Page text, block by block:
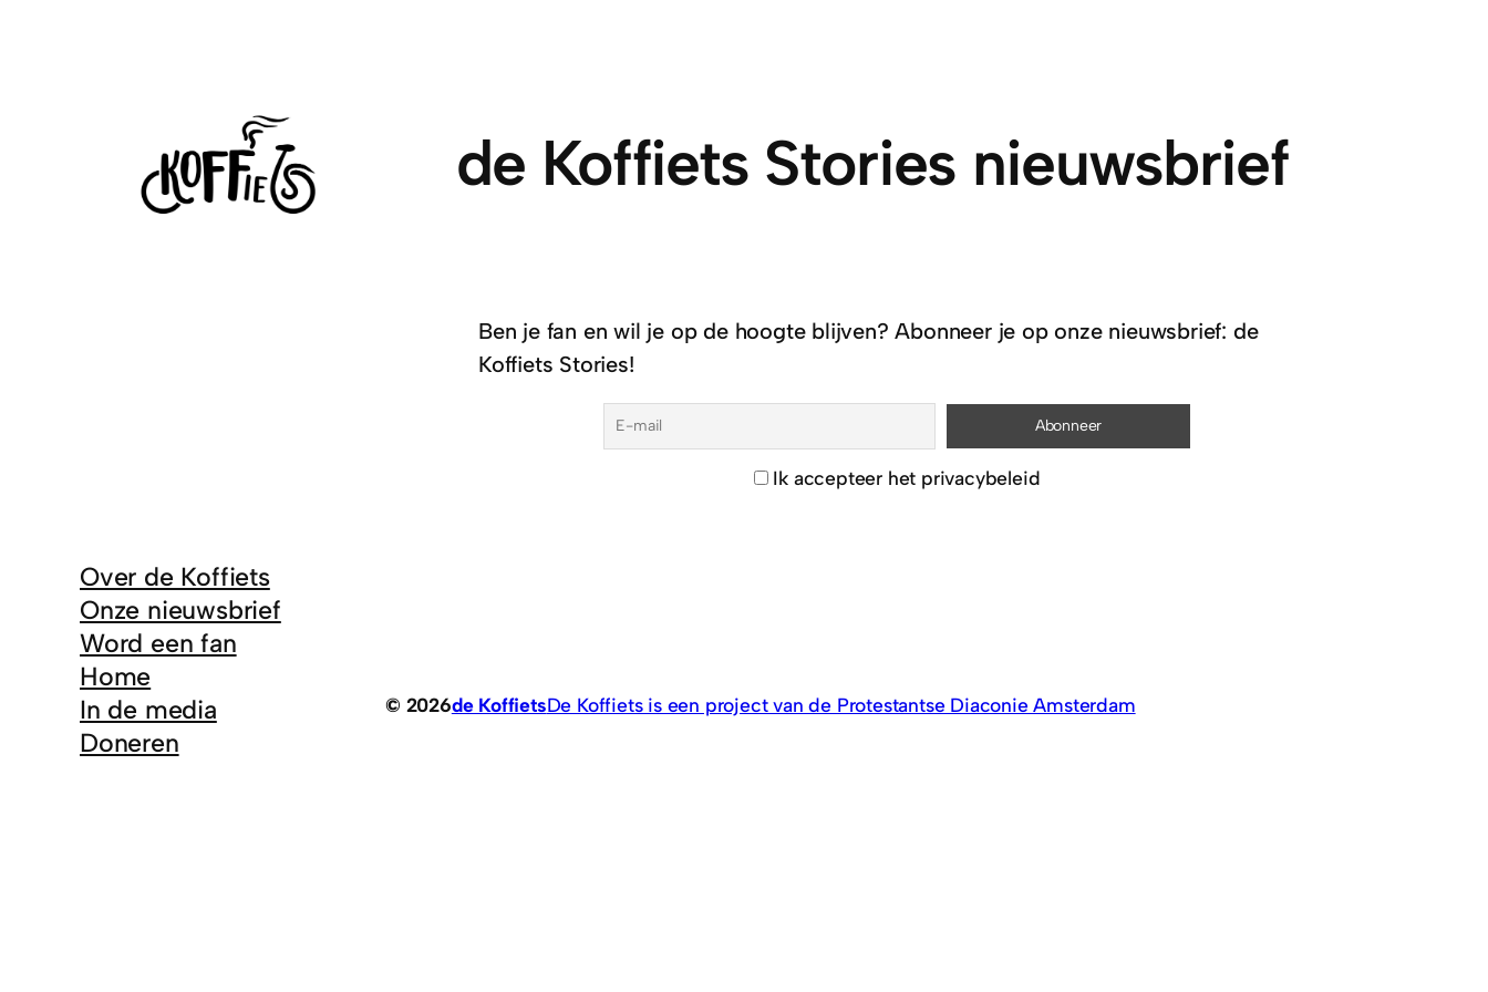
Over de Koffiets
Onze nieuwsbrief
Word een fan
Home
In de media
Doneren
de Koffiets Stories nieuwsbrief
Ben je fan en wil je op de hoogte blijven? Abonneer je op onze nieuwsbrief: de
Koffiets Stories!
Ik accepteer het privacybeleid
© 2026de KoffietsDe Koffiets is een project van de Protestantse Diaconie Amsterdam